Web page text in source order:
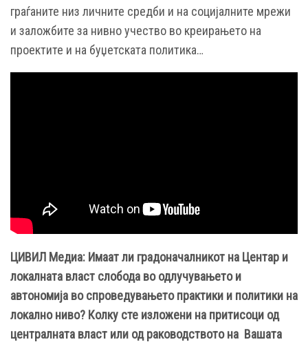
граѓаните низ личните средби и на социјалните мрежи
и заложбите за нивно учество во креирањето на
проектите и на буџетската политика…
ЦИВИЛ Медиа: Имаат ли градоначалникот на Центар и
локалната власт слобода во одлучувањето и
автономија во спроведувањето практики и политики на
локално ниво? Колку сте изложени на притисоци од
централната власт или од раководството на Вашата